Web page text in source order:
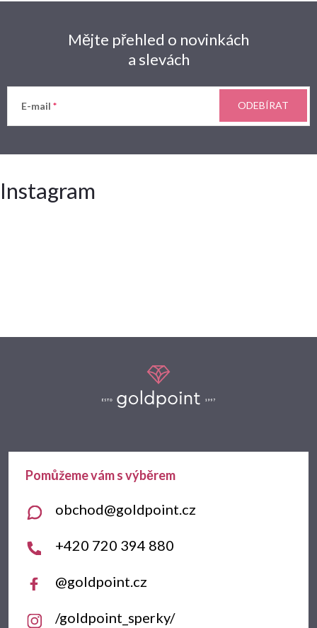
Mějte přehled o novinkách
a slevách
E-mail ODEBÍRAT
Instagram
a
obchod@goldpoint.cz
+420 720 394 880
@goldpoint.cz
/goldpoint_sperky/